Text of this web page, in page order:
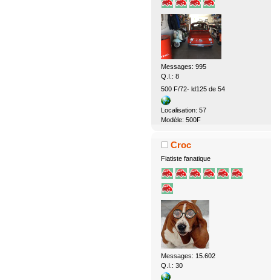
Messages: 995
Q.I.: 8
500 F/72- ld125 de 54
Localisation: 57
Modèle: 500F
Croc
Fiatiste fanatique
Messages: 15.602
Q.I.: 30